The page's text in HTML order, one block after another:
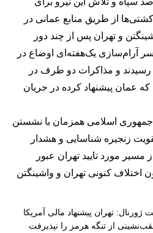
از طریق منابع عمانی در
و تهران پس از چند دور
یکشنبه ۷ تیر بر سر آرام‌سازی یک‌هفته‌ای اوضاع در
و مذاکرات دو طرف در
عمان پیشنهاد کرده در جریان
جمهوری اسلامی همزمان با نشستن
زنجیره شناسایی و هشدار
مورد تایید تهران عبور
اختلاف کنونی تهران و واشینگتن
ژورنال: تهران پیشنهاد مالی آمریکا
از تنگه هرمز را نپذیرفت